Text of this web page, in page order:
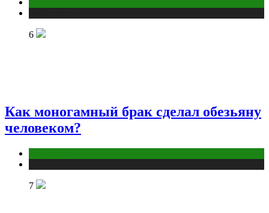
6
Как моногамный брак сделал обезьяну
человеком?
7